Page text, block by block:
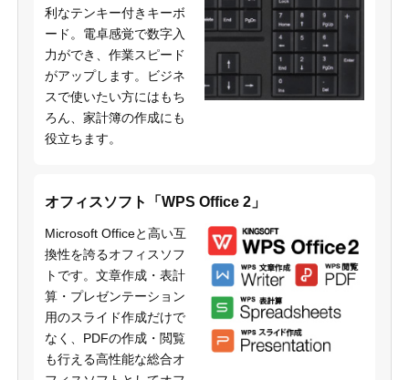
利なテンキー付きキーボ
ード。電卓感覚で数字入
力ができ、作業スピード
がアップします。ビジネ
スで使いたい方にはもち
ろん、家計簿の作成にも
役立ちます。
オフィスソフト「WPS Office 2」
Microsoft Officeと高い互
換性を誇るオフィスソフ
トです。文章作成・表計
算・プレゼンテーション
用のスライド作成だけで
なく、PDFの作成・閲覧
も行える高性能な総合オ